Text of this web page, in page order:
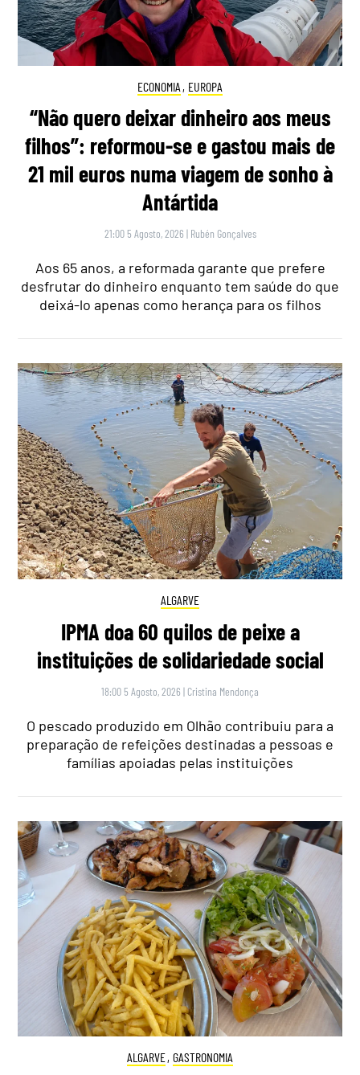
ECONOMIA , EUROPA
“Não quero deixar dinheiro aos meus
filhos”: reformou-se e gastou mais de
21 mil euros numa viagem de sonho à
Antártida
21:00 5 Agosto, 2026 | Rubén Gonçalves
Aos 65 anos, a reformada garante que prefere
desfrutar do dinheiro enquanto tem saúde do que
deixá-lo apenas como herança para os filhos
ALGARVE
IPMA doa 60 quilos de peixe a
instituições de solidariedade social
18:00 5 Agosto, 2026 | Cristina Mendonça
O pescado produzido em Olhão contribuiu para a
preparação de refeições destinadas a pessoas e
famílias apoiadas pelas instituições
ALGARVE, GASTRONOMIA